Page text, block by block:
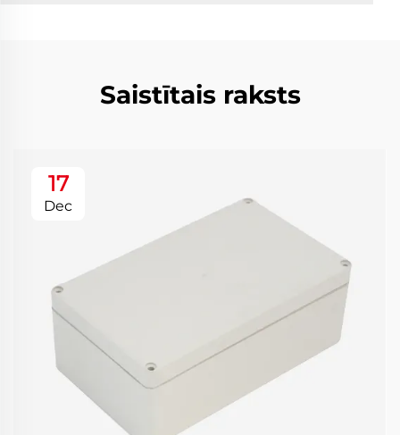
Saistītais raksts
17
Dec